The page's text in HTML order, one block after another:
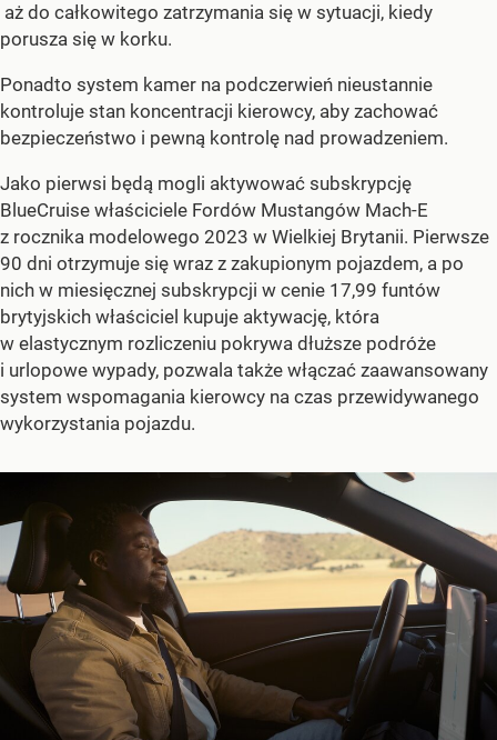
aż do całkowitego zatrzymania się w sytuacji, kiedy
porusza się w korku.
Ponadto system kamer na podczerwień nieustannie
kontroluje stan koncentracji kierowcy, aby zachować
bezpieczeństwo i pewną kontrolę nad prowadzeniem.
Jako pierwsi będą mogli aktywować subskrypcję
BlueCruise właściciele Fordów Mustangów Mach-E
z rocznika modelowego 2023 w Wielkiej Brytanii. Pierwsze
90 dni otrzymuje się wraz z zakupionym pojazdem, a po
nich w miesięcznej subskrypcji w cenie 17,99 funtów
brytyjskich właściciel kupuje aktywację, która
w elastycznym rozliczeniu pokrywa dłuższe podróże
i urlopowe wypady, pozwala także włączać zaawansowany
system wspomagania kierowcy na czas przewidywanego
wykorzystania pojazdu.